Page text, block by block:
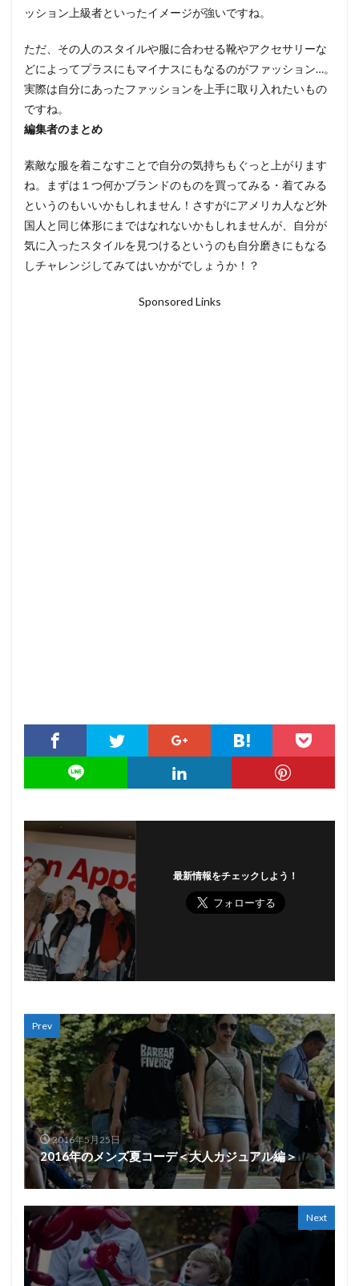
ッション上級者といったイメージが強いですね。
ただ、その人のスタイルや服に合わせる靴やアクセサリーな
どによってプラスにもマイナスにもなるのがファッション…。
実際は自分にあったファッションを上手に取り入れたいもの
ですね。
編集者のまとめ
素敵な服を着こなすことで自分の気持ちもぐっと上がります
ね。まずは１つ何かブランドのものを買ってみる・着てみる
というのもいいかもしれません！さすがにアメリカ人など外
国人と同じ体形にまではなれないかもしれませんが、自分が
気に入ったスタイルを見つけるというのも自分磨きにもなる
しチャレンジしてみてはいかがでしょうか！？
Sponsored Links
最新情報をチェックしよう！
Prev
2016年5月25日
2016年のメンズ夏コーデ＜大人カジュアル編＞
Next